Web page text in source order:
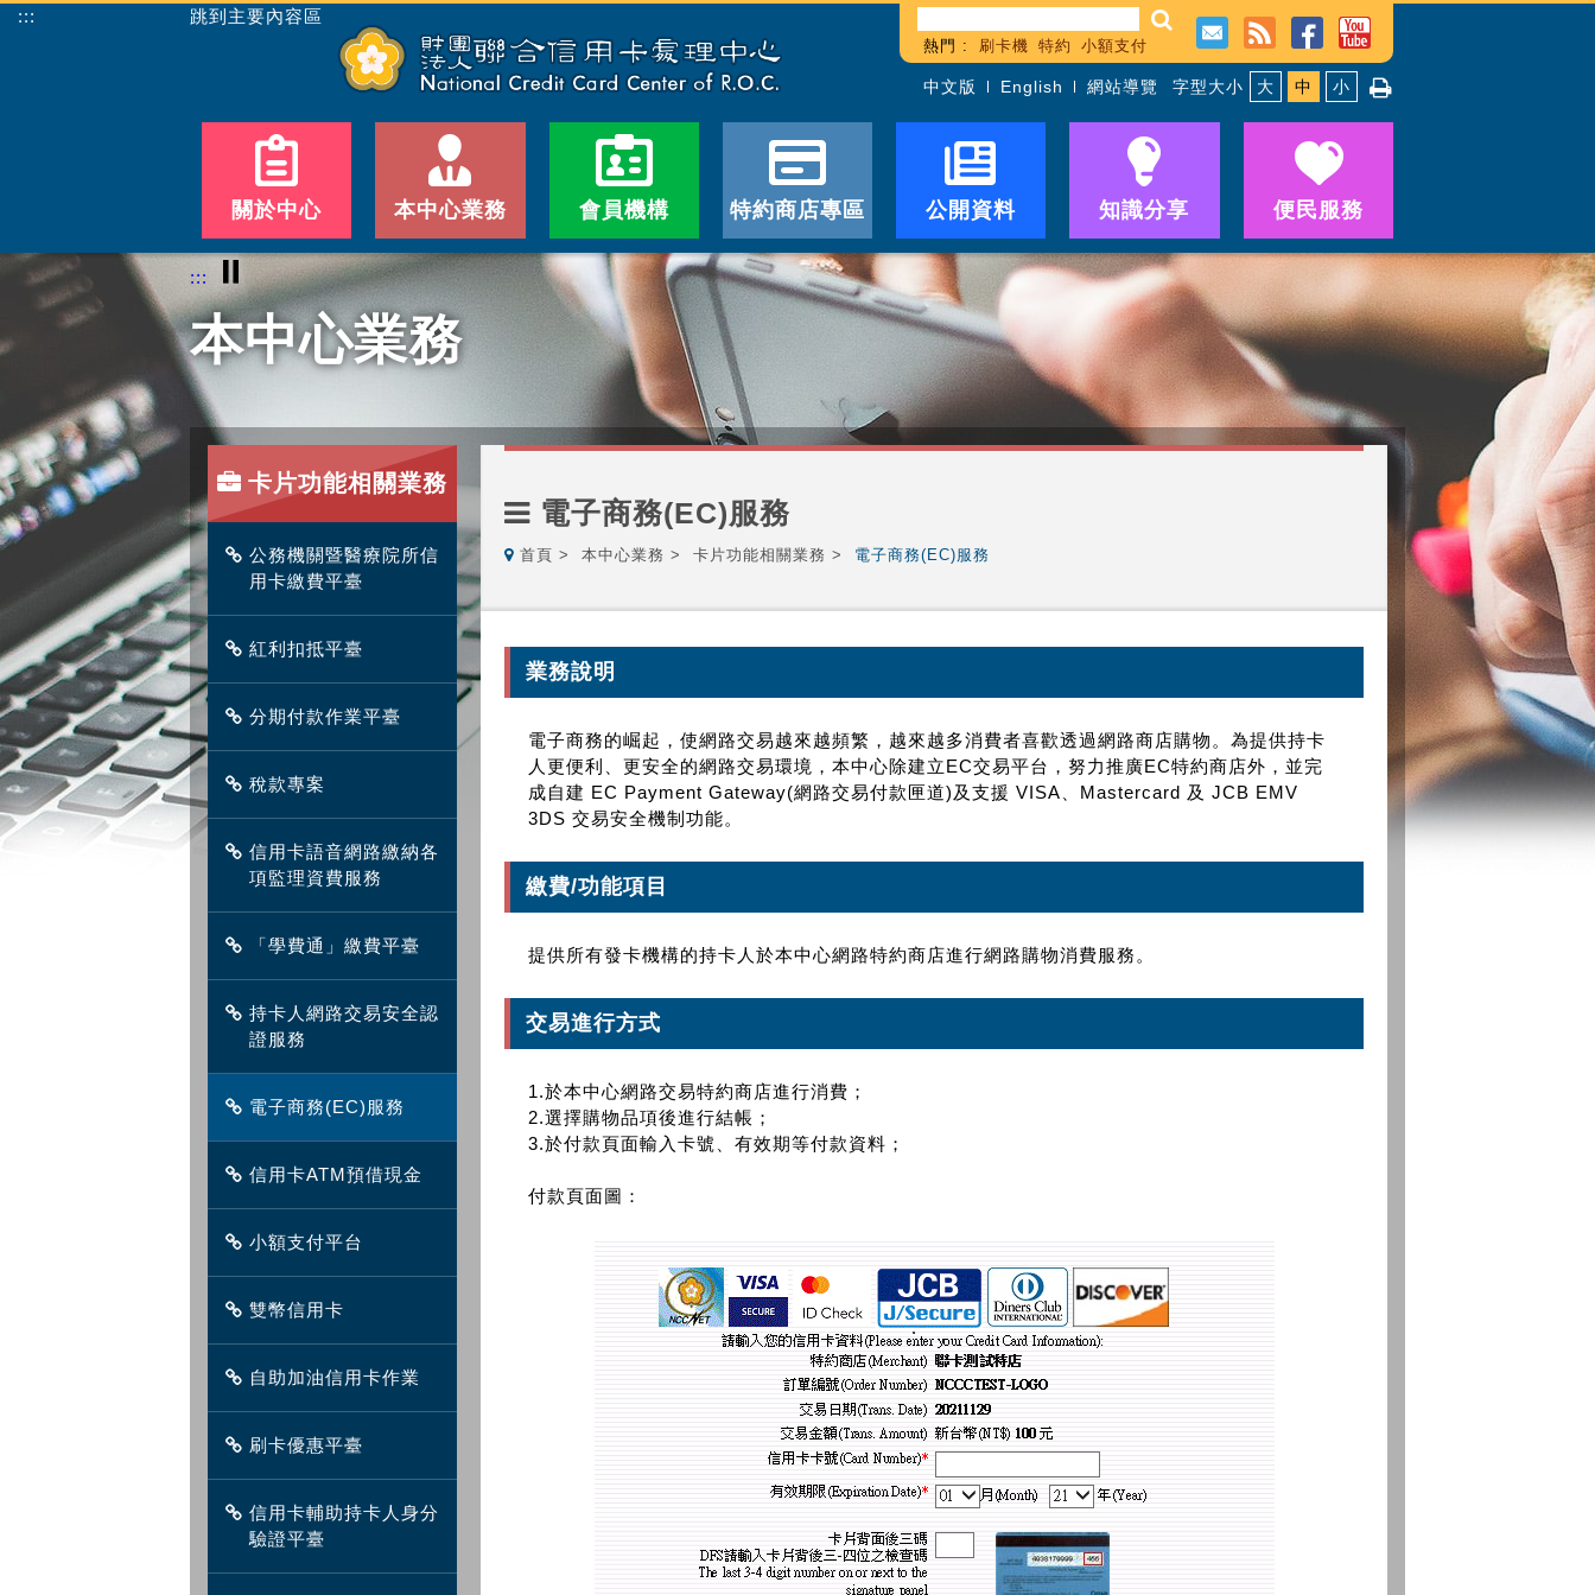
::: 跳到主要內容區
熱門 : 刷卡機 特約 小額支付
中文版 English 網站導覽 字型大小 大 中 小
關於中心 本中心業務 會員機構 特約商店專區 公開資料 知識分享 便民服務
::: ⏸
本中心業務
卡片功能相關業務
公務機關暨醫療院所信
用卡繳費平臺
紅利扣抵平臺
分期付款作業平臺
稅款專案
信用卡語音網路繳納各
項監理資費服務
「學費通」繳費平臺
持卡人網路交易安全認
證服務
電子商務(EC)服務
信用卡ATM預借現金
小額支付平台
雙幣信用卡
自助加油信用卡作業
刷卡優惠平臺
信用卡輔助持卡人身分
驗證平臺
電子商務(EC)服務
首頁 本中心業務 卡片功能相關業務 電子商務(EC)服務
業務說明
電子商務的崛起，使網路交易越來越頻繁，越來越多消費者喜歡透過網路商店購物。為提供持卡
人更便利、更安全的網路交易環境，本中心除建立EC交易平台，努力推廣EC特約商店外，並完
成自建 EC Payment Gateway(網路交易付款匣道)及支援 VISA、Mastercard 及 JCB EMV
3DS 交易安全機制功能。
繳費/功能項目
提供所有發卡機構的持卡人於本中心網路特約商店進行網路購物消費服務。
交易進行方式
1.於本中心網路交易特約商店進行消費；
2.選擇購物品項後進行結帳；
3.於付款頁面輸入卡號、有效期等付款資料；
付款頁面圖：